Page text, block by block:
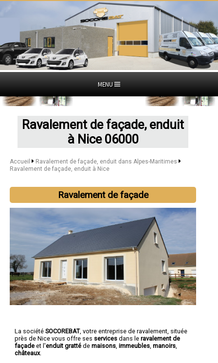
MENU
Ravalement de façade, enduit
à Nice 06000
Accueil
Ravalement de façade, enduit dans Alpes-Maritimes
Ravalement de façade, enduit à Nice
Ravalement de façade
La société SOCOREBAT, votre entreprise de ravalement , située
près de Nice vous offre ses services dans le ravalement de
façade et l'enduit gratté de maisons immeubles manoirs
châteaux.